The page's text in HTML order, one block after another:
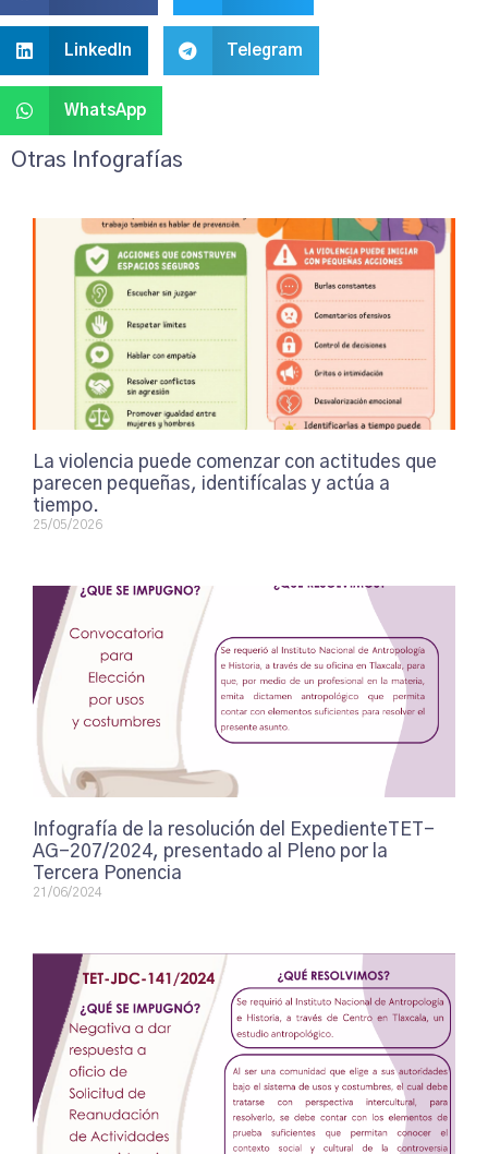
LinkedIn Telegram
WhatsApp
Otras Infografías
La violencia puede comenzar con actitudes que
parecen pequeñas, identifícalas y actúa a
tiempo.
25/05/2026
Infografía de la resolución del ExpedienteTET-
AG-207/2024, presentado al Pleno por la
Tercera Ponencia
21/06/2024